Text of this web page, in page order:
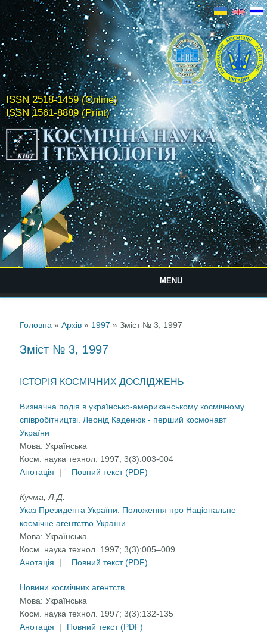
ISSN 2518-1459 (Online)
ISSN 1561-8889 (Print)
MENU
Головна »Архів » 1997 » Зміст № 3, 1997
Зміст № 3, 1997
ІСТОРІЯ КОСМІЧНИХ ДОСЛІДЖЕНЬ
Визначна подія в українсько-американському космічному
співробітництві. Леонід Каденюк - перший космонавт
України
Мова:Українська
Косм. наука технол. 1997; 3(3):003-004
Анотація
| Повний текст (PDF)
Кучма, Л.Д.
Указ Президента України. Положення про Національне
космічне агентство України
Мова:Українська
Косм. наука технол. 1997; 3(3):005–009
Анотація
| Повний текст (PDF)
Новини космічних агентств
Мова:Українська
Косм. наука технол. 1997; 3(3):132-135
Анотація
| Повний текст (PDF)